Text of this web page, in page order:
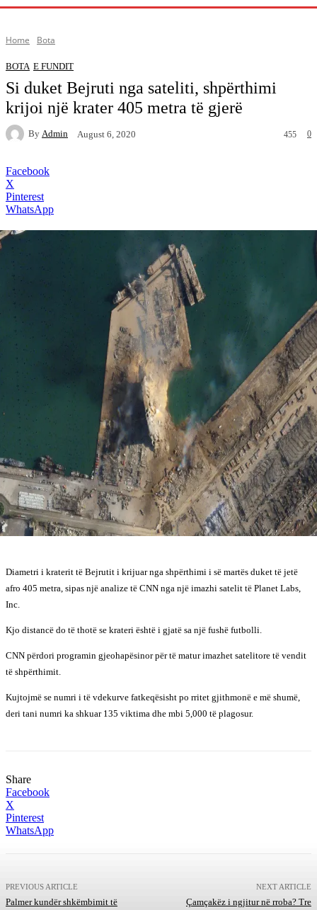
Home Bota
BOTA E FUNDIT
Si duket Bejruti nga sateliti, shpërthimi
krijoi një krater 405 metra të gjerë
By Admin August 6, 2020 0
455
Facebook
X
Pinterest
WhatsApp
Diametri i kraterit të Bejrutit i krijuar nga shpërthimi i së martës duket të jetë
afro 405 metra, sipas një analize të CNN nga një imazhi satelit të Planet Labs,
Inc.
Kjo distancë do të thotë se krateri është i gjatë sa një fushë futbolli.
CNN përdori programin gjeohapësinor për të matur imazhet satelitore të vendit
të shpërthimit.
Kujtojmë se numri i të vdekurve fatkeqësisht po rritet gjithmonë e më shumë,
deri tani numri ka shkuar 135 viktima dhe mbi 5,000 të plagosur.
Share
Facebook
X
Pinterest
WhatsApp
PREVIOUS ARTICLE
Palmer kundër shkëmbimit të
NEXT ARTICLE
Çamçakëz i ngjitur në rroba? Tre